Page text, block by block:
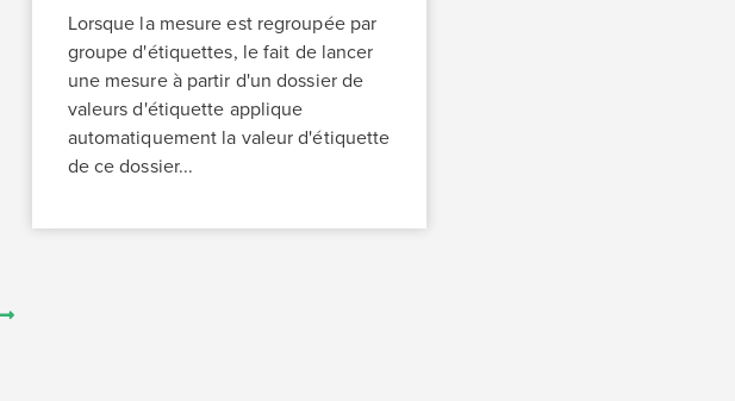
Lorsque la mesure est regroupée par
groupe d'étiquettes, le fait de lancer
une mesure à partir d'un dossier de
valeurs d'étiquette applique
automatiquement la valeur d'étiquette
de ce dossier...